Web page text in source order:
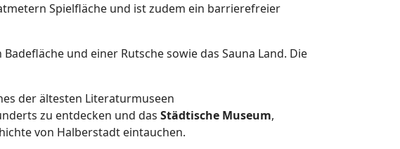
Spielfläche und ist zudem ein barrierefreier
und einer Rutsche sowie das Sauna Land. Die
der ältesten Literaturmuseen
zu entdecken und das Städtische Museum,
von Halberstadt eintauchen.